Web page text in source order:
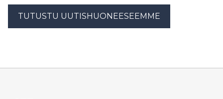
TUTUSTU UUTISHUONEESEEMME